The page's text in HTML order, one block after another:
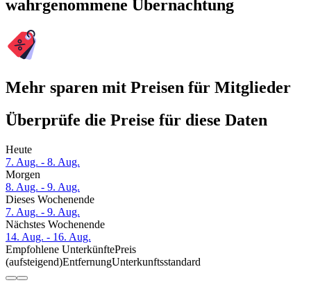
wahrgenommene Übernachtung
Mehr sparen mit Preisen für Mitglieder
Überprüfe die Preise für diese Daten
Heute
7. Aug. - 8. Aug.
Morgen
8. Aug. - 9. Aug.
Dieses Wochenende
7. Aug. - 9. Aug.
Nächstes Wochenende
14. Aug. - 16. Aug.
Empfohlene UnterkünftePreis
(aufsteigend)EntfernungUnterkunftsstandard